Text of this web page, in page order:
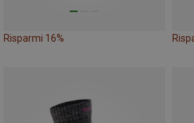
Risparmi 16%